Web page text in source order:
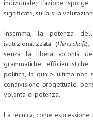
individuale; l’azione
significato, sulla sua
Insomma, la potenza
istituzionalizzata (Herrschaft),
senza la libera volontà
grammatiche
politica, la quale ultima non
condivisione progettuale,
volontà di potenza.
La tecnica, come